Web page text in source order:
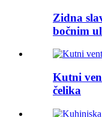
Zidna
bočnim
Kutni
čelika